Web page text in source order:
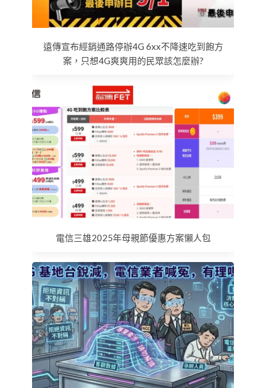
遠傳宣布經銷通路停辦4G 6xx不降速吃到飽方
案，只想4G爽爽用的民眾該怎麼辦?
電信三雄2025年母親節優惠方案懶人包